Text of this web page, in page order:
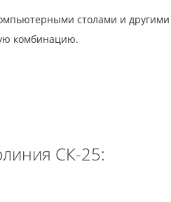
столами и
комбинацию.
СК-25: